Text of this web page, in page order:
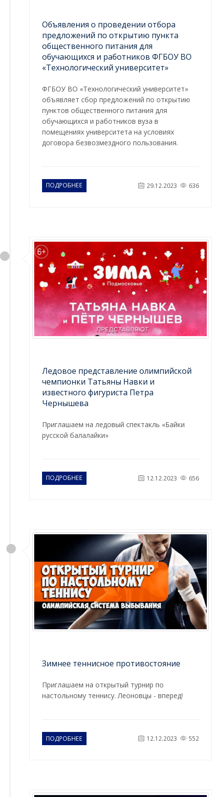
Объявления о проведении отбора
предложений по открытию пункта
общественного питания для
обучающихся и работников ФГБОУ ВО
«Технологический университет»
ФГБОУ ВО «Технологический университет»
объявляет сбор предложений по открытию
пунктов общественного питания для
обучающихся и работников вуза в
помещениях университета на условиях
договора безвозмездного пользования.
ПОДРОБНЕЕ 29.12.2023 636
Ледовое представление олимпийской
чемпионки Татьяны Навки и
известного фигуриста Петра
Чернышева
Приглашаем на ледовый спектакль «Байки
русской балалайки»
ПОДРОБНЕЕ 12.12.2023 656
Зимнее теннисное противостояние
Приглашаем на открытый турнир по
настольному теннису. Леоновцы - вперед!
ПОДРОБНЕЕ 12.12.2023 552